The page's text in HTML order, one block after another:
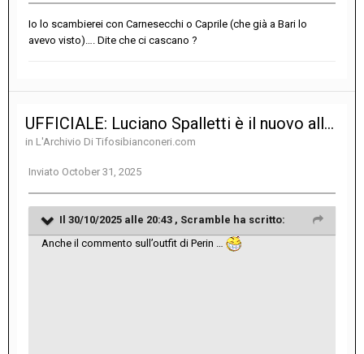
Io lo scambierei con Carnesecchi o Caprile (che già a Bari lo
avevo visto)…. Dite che ci cascano ?
UFFICIALE: Luciano Spalletti è il nuovo allenatore della Juventus
in L'Archivio Di Tifosibianconeri.com
Inviato October 31, 2025
Il 30/10/2025 alle 20:43 , Scramble ha scritto:
Anche il commento sull’outfit di Perin …